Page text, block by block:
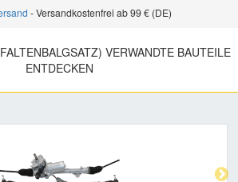
- Versandkostenfrei ab 99 € (DE)
VERWANDTE BAUTEILE
ENTDECKEN